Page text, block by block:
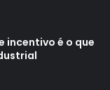
incentivo é o que